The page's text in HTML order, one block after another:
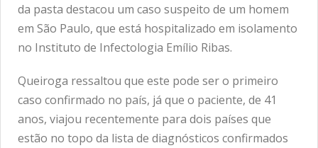
da pasta destacou um caso suspeito de um homem
em São Paulo, que está hospitalizado em isolamento
no Instituto de Infectologia Emílio Ribas.
Queiroga ressaltou que este pode ser o primeiro
caso confirmado no país, já que o paciente, de 41
anos, viajou recentemente para dois países que
estão no topo da lista de diagnósticos confirmados